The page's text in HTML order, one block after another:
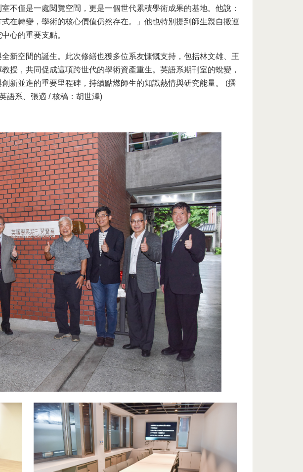
不僅是一處閱覽空間，更是一個世代累積學術成果的基地。他說：
在轉變，學術的核心價值仍然存在。」他也特別提到師生親自搬運
心的重要支點。
新空間的誕生。此次修繕也獲多位系友慷慨支持，包括林文雄、王
授，共同促成這項跨世代的學術資產重生。英語系期刊室的蛻變，
新並進的重要里程碑，持續點燃師生的知識熱情與研究能量。 (撰
語系、張適 / 核稿：胡世澤)